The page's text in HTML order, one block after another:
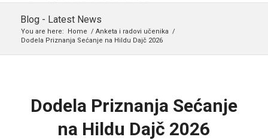
Blog - Latest News
You are here: Home / Anketa i radovi učenika /
Dodela Priznanja Sećanje na Hildu Dajč 2026
Dodela Priznanja Sećanje
na Hildu Dajč 2026